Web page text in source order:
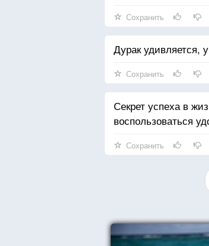
Сохранить
Дурак удивляется,
Сохранить
Секрет успеха в
воспользоваться
Сохранить